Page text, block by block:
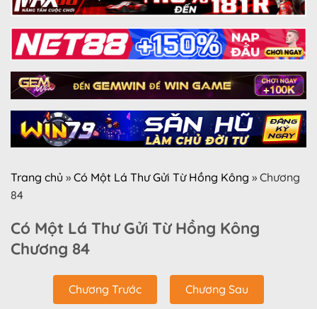
Trang chủ » Có Một Lá Thư Gửi Từ Hồng Kông » Chương
84
Có Một Lá Thư Gửi Từ Hồng Kông
Chương 84
Chương Trước Chương Sau